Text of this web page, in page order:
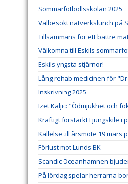
Sommarfotbollsskolan 2025
Välbesökt nätverkslunch på
Tillsammans för ett bättre
Välkomna till Eskils
Eskils yngsta stjärnor!
Lång rehab medicinen för
Inskrivning 2025
Izet Kaljic: "Ödmjukhet och
Kraftigt förstärkt Ljungskile i
Kallelse till årsmöte 19 mars
Förlust mot Lunds BK
Scandic Oceanhamnen
På lördag spelar herrarna